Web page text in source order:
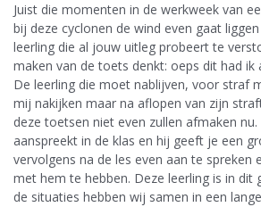
Juist die momenten in de werkweek van
bij deze cyclonen de wind even gaat
leerling die al jouw uitleg probeert te
maken van de toets denkt: oeps dit had ik
De leerling die moet nablijven, voor straf
mij nakijken maar na aflopen van zijn
deze toetsen niet even zullen afmaken
aanspreekt in de klas en hij geeft je een
vervolgens na de les even aan te spreken
met hem te hebben. Deze leerling is in dit
de situaties hebben wij samen in een